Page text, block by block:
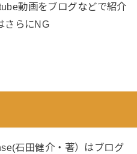
動画をブログなどで紹介
さらにNG
石田健介・著）はブログ